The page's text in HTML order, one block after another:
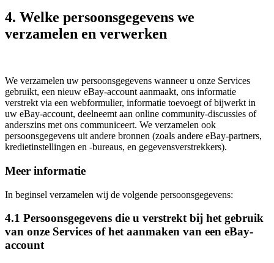
4. Welke persoonsgegevens we
verzamelen en verwerken
We verzamelen uw persoonsgegevens wanneer u onze Services
gebruikt, een nieuw eBay-account aanmaakt, ons informatie
verstrekt via een webformulier, informatie toevoegt of bijwerkt in
uw eBay-account, deelneemt aan online community-discussies of
anderszins met ons communiceert. We verzamelen ook
persoonsgegevens uit andere bronnen (zoals andere eBay-partners,
kredietinstellingen en -bureaus, en gegevensverstrekkers).
Meer informatie
In beginsel verzamelen wij de volgende persoonsgegevens:
4.1 Persoonsgegevens die u verstrekt bij het gebruik
van onze Services of het aanmaken van een eBay-
account